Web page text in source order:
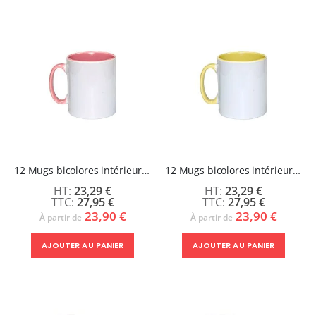
12 Mugs bicolores intérieur et poignée Rose - ABBA
27,95 €
23,29 €
À partir de 23,90 €
AJOUTER AU PANIER
12 Mugs bicolores intérieur et poignée Jaune - ABBA
27,95 €
23,29 €
À partir de 23,90 €
AJOUTER AU PANIER